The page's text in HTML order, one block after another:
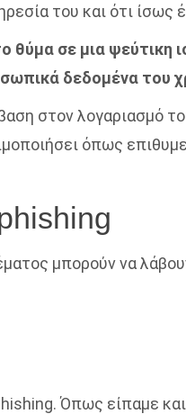
του και ότι ίσως
θύμα σε μια ψεύτικη
δεδομένα του
στον λογαριασμό
όπως
μπορούν να
Όπως είπαμε